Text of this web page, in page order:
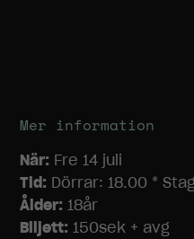
Mer information
När: Fre 14 juli
Tid: Dörrar: 18.00 *
Ålder: 18år
Biljett: 150sek + avg